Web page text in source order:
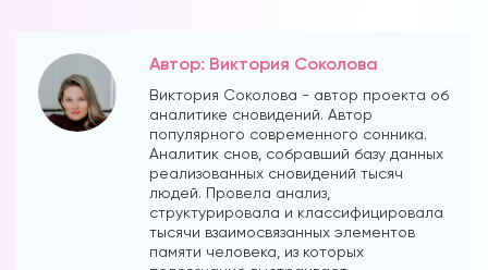
Автор: Виктория Соколова
Виктория Соколова - автор проекта об
аналитике сновидений. Автор
популярного современного сонника.
Аналитик снов, собравший базу данных
реализованных сновидений тысяч
людей. Провела анализ,
структурировала и классифицировала
тысячи взаимосвязанных элементов
памяти человека, из которых